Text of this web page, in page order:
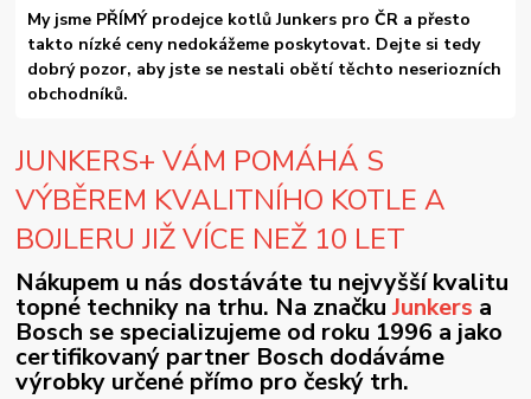
My jsme PŘÍMÝ prodejce kotlů Junkers pro ČR a přesto
takto nízké ceny nedokážeme poskytovat. Dejte si tedy
dobrý pozor, aby jste se nestali obětí těchto neseriozních
obchodníků.
JUNKERS+ VÁM POMÁHÁ S
VÝBĚREM KVALITNÍHO KOTLE A
BOJLERU JIŽ VÍCE NEŽ 10 LET
Nákupem u nás dostáváte tu nejvyšší kvalitu
topné techniky na trhu. Na značkuJunkers a
Bosch se specializujeme od roku 1996 a jako
certifikovaný partner Bosch dodáváme
výrobky určené přímo pro český trh.